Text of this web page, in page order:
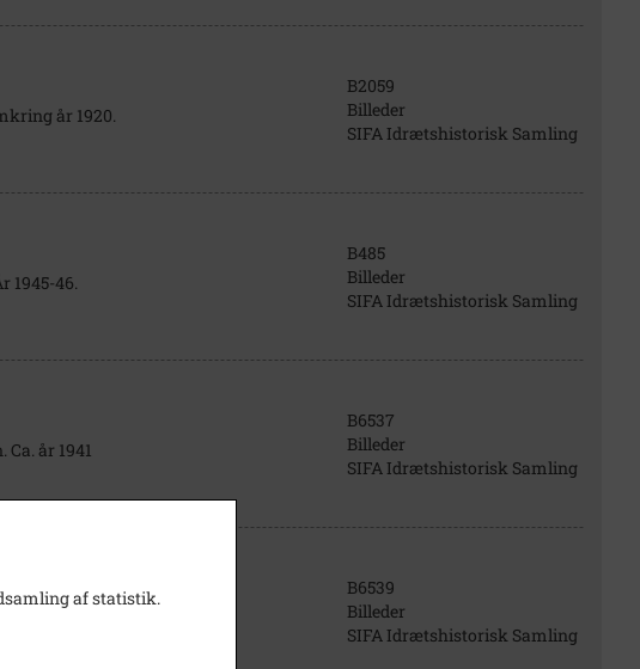
år 1920.
B2059
Billeder
SIFA Idrætshistorisk Samling
1945-46.
B485
Billeder
SIFA Idrætshistorisk Samling
år 1941
B6537
Billeder
SIFA Idrætshistorisk Samling
B6539
Billeder
SIFA Idrætshistorisk Samling
af statistik.